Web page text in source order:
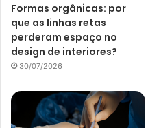
Formas orgânicas: por
que as linhas retas
perderam espaço no
design de interiores?
30/07/2026